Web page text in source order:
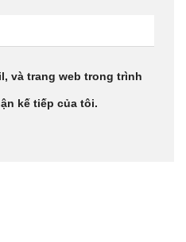
và trang web trong trình
kế tiếp của tôi.